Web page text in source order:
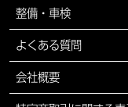
整備・車検
よくある質問
会社概要